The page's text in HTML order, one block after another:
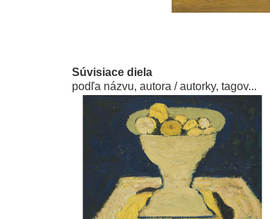
Súvisiace diela
podľa názvu, autora / autorky, tagov...